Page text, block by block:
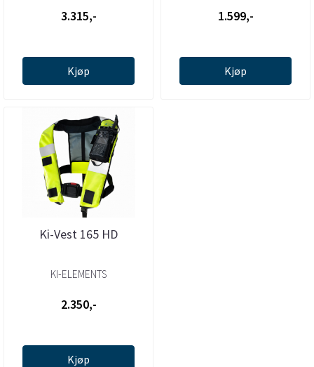
3.315,-
Kjøp
1.599,-
Kjøp
Ki-Vest 165 HD
KI-ELEMENTS
2.350,-
Kjøp